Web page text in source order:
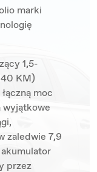
marki
1,5-
KM)
moc
wyjątkowe
zaledwie 7,9
przez